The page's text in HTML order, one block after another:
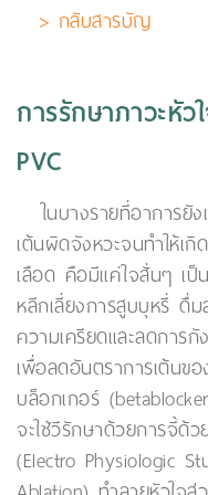
> กลับสารบัญ
การรักษาภาวะหั
PVC
ในบางรายที่อาการยั
เต้นผิดจังหวะจนทำให้เ
เลือด คือมีแค่ใจสั่นๆ เป็
หลีกเลี่ยงการสูบบุหรี่ ดื่
ความเครียดและลดการ
เพื่อลดอันตราการเต้นข
บล็อกเกอร์
จะใช้วีรักษาด้วยการจี้ด้
(Electro Physiologic